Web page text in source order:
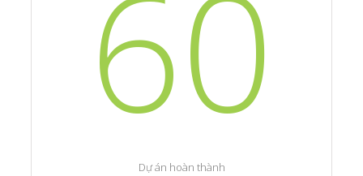
60
Dự án hoàn thành